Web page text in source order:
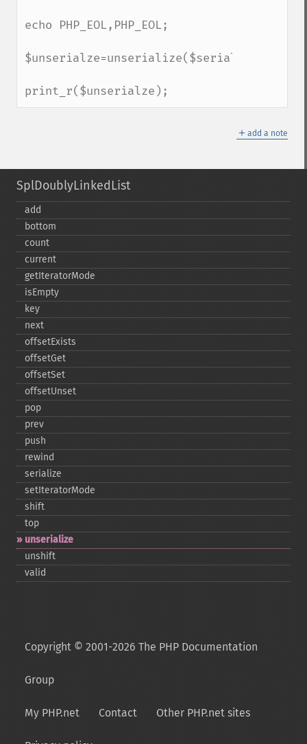
echo PHP_EOL,PHP_EOL;
$unserialze=unserialize($serialize);
print_r($unserialze);
＋ add a note
SplDoublyLinkedList
add
bottom
count
current
getIteratorMode
isEmpty
key
next
offsetExists
offsetGet
offsetSet
offsetUnset
pop
prev
push
rewind
serialize
setIteratorMode
shift
top
unserialize
unshift
valid
Copyright © 2001-2026 The PHP Documentation
Group
My PHP.net Contact Other PHP.net sites